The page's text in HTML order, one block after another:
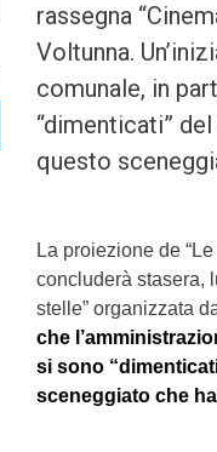
rassegna
Voltunna.
comunale, in
“dimenticati”
questo
La proiezione de
concluderà stasera,
stelle” organizzata
che
si sono
sceneggiato che